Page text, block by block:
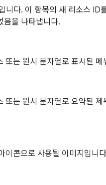
니다. 이 항목의 새 리소스 ID
음을 나타냅니다.
또는 원시 문자열로 표시된 메
또는 원시 문자열로 요약된
이콘으로 사용될 이미지입니